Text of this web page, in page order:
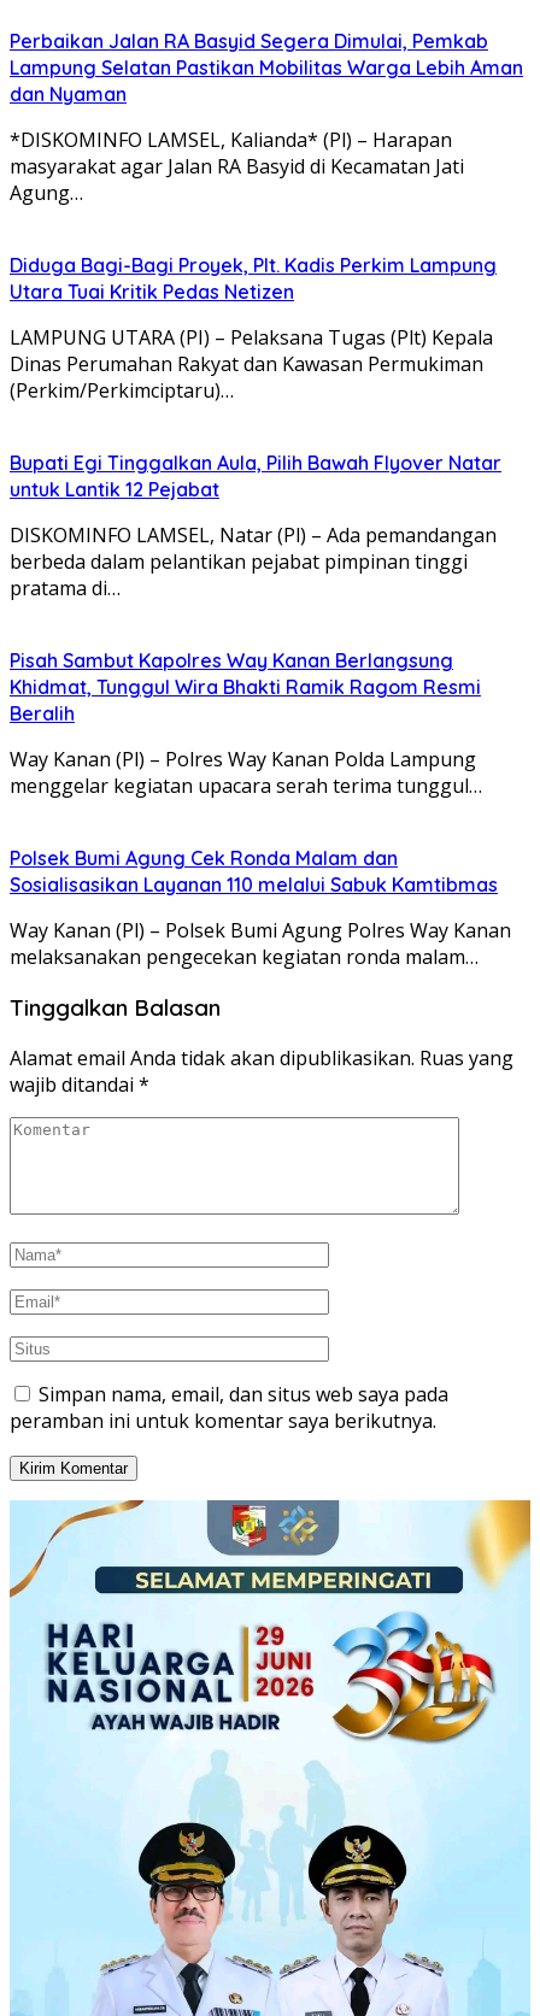
Perbaikan Jalan RA Basyid Segera Dimulai, Pemkab
Lampung Selatan Pastikan Mobilitas Warga Lebih Aman
dan Nyaman
*DISKOMINFO LAMSEL, Kalianda* (Pl) – Harapan
masyarakat agar Jalan RA Basyid di Kecamatan Jati
Agung…
Diduga Bagi-Bagi Proyek, Plt. Kadis Perkim Lampung
Utara Tuai Kritik Pedas Netizen
LAMPUNG UTARA (PI) – Pelaksana Tugas (Plt) Kepala
Dinas Perumahan Rakyat dan Kawasan Permukiman
(Perkim/Perkimciptaru)…
Bupati Egi Tinggalkan Aula, Pilih Bawah Flyover Natar
untuk Lantik 12 Pejabat
DISKOMINFO LAMSEL, Natar (Pl) – Ada pemandangan
berbeda dalam pelantikan pejabat pimpinan tinggi
pratama di…
Pisah Sambut Kapolres Way Kanan Berlangsung
Khidmat, Tunggul Wira Bhakti Ramik Ragom Resmi
Beralih
Way Kanan (Pl) – Polres Way Kanan Polda Lampung
menggelar kegiatan upacara serah terima tunggul…
Polsek Bumi Agung Cek Ronda Malam dan
Sosialisasikan Layanan 110 melalui Sabuk Kamtibmas
Way Kanan (Pl) – Polsek Bumi Agung Polres Way Kanan
melaksanakan pengecekan kegiatan ronda malam…
Tinggalkan Balasan
Alamat email Anda tidak akan dipublikasikan. Ruas yang
wajib ditandai *
Simpan nama, email, dan situs web saya pada
peramban ini untuk komentar saya berikutnya.